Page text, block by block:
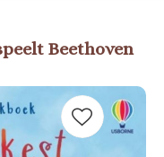
Beethoven